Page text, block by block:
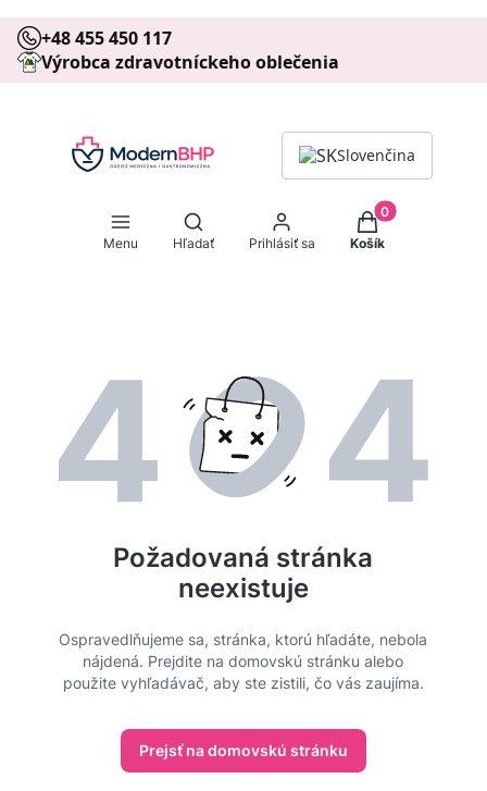
+48 455 450 117
Výrobca zdravotníckeho oblečenia
Slovenčina
Menu
Otvoriť vyhľadávač
Hľadať Prihlásiť sa
Produkty v
Košík
Požadovaná stránka
neexistuje
Ospravedlňujeme sa, stránka, ktorú hľadáte, nebola
nájdená. Prejdite na domovskú stránku alebo
použite vyhľadávač, aby ste zistili, čo vás zaujíma.
Prejsť na domovskú stránku